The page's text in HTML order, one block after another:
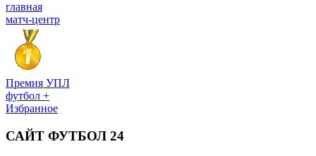
главная
матч-центр
Премия УПЛ
футбол +
Избранное
САЙТ ФУТБОЛ 24